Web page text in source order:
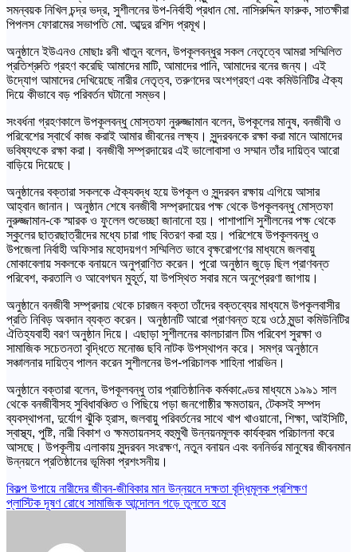
সমন্বয়ক নিখিল চন্দ্র ভদ্র, সুশীলনের উপ-নির্বাহী প্রধান মো. নাসিরুদ্দিন ফারুক, সাতক্ষীরা
পিপলস ফোরামের সভাপতি মো. আব্দুর রশিদ প্রমূখ।
অনুষ্ঠানে ইউএনও মোছাঃ রনী খাতুন বলেন, উপকূলবন্ধুর সকল নেতৃত্বে আমরা সম্মিলিত
প্রতিশ্রুতি গ্রহণ করেছি আমাদের মাটি, আমাদের পানি, আমাদের বনের জন্য। এই
উদ্যোগ আমাদের দেখিয়েছে নারীর নেতৃত্ব, তরুণদের অংশগ্রহণ এবং কমিউনিটির ঐক্য
দিয়ে কীভাবে বড় পরিবর্তন ঘটানো সম্ভব।
সংবর্ধনা গ্রহণকালে উপকূলবন্ধু মোস্তফা নুরুজ্জামান বলেন, উপকূলের মানুষ, বনজীবী ও
পরিবেশের স্বার্থে কাজ করাই আমার জীবনের লক্ষ্য। সুন্দরবনকে রক্ষা করা মানে আমাদের
ভবিষ্যৎকে রক্ষা করা। বনজীবী সম্প্রদায়ের এই ভালোবাসা ও সম্মান তাঁর দায়িত্ব আরো
বাড়িয়ে দিয়েছে।
অনুষ্ঠানের বক্তারা সকলকে ঐক্যবদ্ধ হয়ে উপকূল ও সুন্দরবন রক্ষায় এগিয়ে আসার
আহ্বান জানান। অনুষ্ঠান শেষে বনজীবী সম্প্রদায়ের পক্ষ থেকে উপকূলবন্ধু মোস্তফা
নুরুজ্জামান-কে স্মারক ও ফুলেল শুভেচ্ছা জানানো হয়। পাশাপাশি সুশীলনের পক্ষ থেকে
স্কুলের ছাত্রছাত্রীদের মধ্যে চারা গাছ বিতরণ করা হয়। পরিশেষে উপকূলবন্ধু ও
উপজেলা নির্বাহী অফিসার মহোদয়গণ সম্মিলিত ভাবে বৃক্ষরোপণের মাধ্যমে জলবায়ু
মোকাবেলায় সকলকে বনায়নে অনুপ্রাণিত করেন। পুরো অনুষ্ঠান জুড়ে ছিল প্রাণবন্ত
পরিবেশ, করতালি ও আবেগঘন মুহূর্ত, যা উপস্থিত সবার মনে অনুপ্রেরণা জাগায়।
অনুষ্ঠানে বনজীবী সম্প্রদায় থেকে চারজন বক্তা তাঁদের বক্তব্যের মাধ্যমে উপকূলবাসীর
প্রতি নিবিড় অবদান ব্যক্ত করেন। অনুষ্ঠানটি আরো প্রাণবন্ত হয়ে ওঠে মুন্ডা কমিউনিটির
ঐতিহ্যবাহী বরণ অনুষ্ঠান দিয়ে। এছাড়া সুশীলনের কালচারাল টিম পরিবেশ সুরক্ষা ও
সামাজিক সচেতনতা বৃদ্ধিতে মনোজ্ঞ ছবি নাটক উপস্থাপন করে। সমগ্র অনুষ্ঠানে
সঞ্চালনার দায়িত্ব পালন করেন সুশীলনের উপ-পরিচালক শাহিনা পারভিন।
অনুষ্ঠানে বক্তারা বলেন, উপকূলবন্ধু তার প্রাতিষ্ঠানিক কর্মকাণ্ডের মাধ্যমে ১৯৯১ সাল
থেকে বনজীবীসহ সুবিধাবঞ্চিত ও পিছিয়ে পড়া জনগোষ্ঠীর ক্ষমতায়ন, টেকসই সম্পদ
ব্যবস্থাপনা, দুর্যোগ ঝুঁকি হ্রাস, জলবায়ু পরিবর্তনের সাথে খাপ খাওয়ানো, শিক্ষা, আইসিটি,
স্বাস্থ্য, পুষ্টি, নারী বিকাশ ও ক্ষমতায়নসহ বহুমুখী উন্নয়নমূলক কার্যক্রম পরিচালনা করে
আসছে। উপকূলীয় এলাকায় সুন্দরবন সংরক্ষণ, নতুন বনায়ন এবং বননির্ভর মানুষের জীবনমান
উন্নয়নে প্রতিষ্ঠানের ভূমিকা প্রশংসনীয়।
Post
navigation
বিকল্প উপায়ে নারীদের জীবন-জীবিকার মান উন্নয়নে দক্ষতা বৃদ্ধিমূলক প্রশিক্ষণ
প্লাস্টিক দূষণ রোধে সামাজিক আন্দোলন গড়ে তুলতে হবে